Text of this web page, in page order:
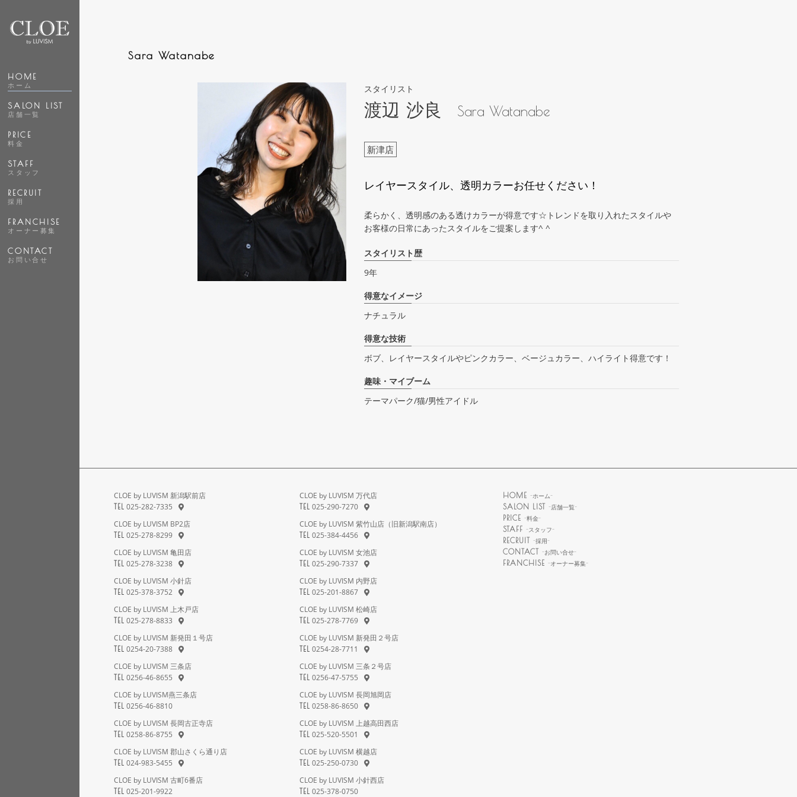
HOME
ホーム
SALON LIST
店舗一覧
PRICE
料金
STAFF
スタッフ
RECRUIT
採用
FRANCHISE
オーナー募集
CONTACT
お問い合せ
Sara Watanabe
スタイリスト
渡辺 沙良 Sara Watanabe
新津店
レイヤースタイル、透明カラーお任せください！
柔らかく、透明感のある透けカラーが得意です☆トレンドを取り入れたスタイルや
お客様の日常にあったスタイルをご提案します^ ^
スタイリスト歴
9年
得意なイメージ
ナチュラル
得意な技術
ボブ、レイヤースタイルやピンクカラー、ベージュカラー、ハイライト得意です！
趣味・マイブーム
テーマパーク/猫/男性アイドル
CLOE by LUVISM 新潟駅前店
TEL 025-282-7335
CLOE by LUVISM 万代店
TEL
025-290-7270
CLOE by LUVISM BP2店
TEL 025-278-8299
CLOE by LUVISM 紫竹山店（旧新潟駅南店）
TEL
025-384-4456
CLOE by LUVISM 亀田店
TEL 025-278-3238
CLOE by LUVISM 女池店
TEL
025-290-7337
CLOE by LUVISM 小針店
TEL 025-378-3752
CLOE by LUVISM 内野店
TEL
025-201-8867
CLOE by LUVISM 上木戸店
TEL 025-278-8833
CLOE by LUVISM 松崎店
TEL
025-278-7769
CLOE by LUVISM 新発田１号店
TEL 0254-20-7388
CLOE by LUVISM 新発田２号店
TEL
0254-28-7711
CLOE by LUVISM 三条店
TEL 0256-46-8655
CLOE by LUVISM 三条２号店
TEL
0256-47-5755
CLOE by LUVISM燕三条店
TEL 0256-46-8810
CLOE by LUVISM 長岡旭岡店
TEL
0258-86-8650
CLOE by LUVISM 長岡古正寺店
TEL 0258-86-8755
CLOE by LUVISM 上越高田西店
TEL
025-520-5501
CLOE by LUVISM 郡山さくら通り店
TEL 024-983-5455
CLOE by LUVISM 横越店
TEL
025-250-0730
CLOE by LUVISM 古町6番店
TEL 025-201-9922
CLOE by LUVISM 小針西店
TEL 025-378-0750
HOME -ホーム-
SALON LIST -店舗一覧-
PRICE -料金-
STAFF -スタッフ-
RECRUIT -採用-
CONTACT -お問い合せ-
FRANCHISE -オーナー募集-